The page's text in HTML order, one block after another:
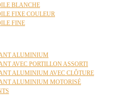
BLANCHE
FIXE COULEUR
FINE
ALUMINIUM
AVEC PORTILLON ASSORTI
ALUMINIUM AVEC CLÔTURE
ALUMINIUM MOTORISÉ